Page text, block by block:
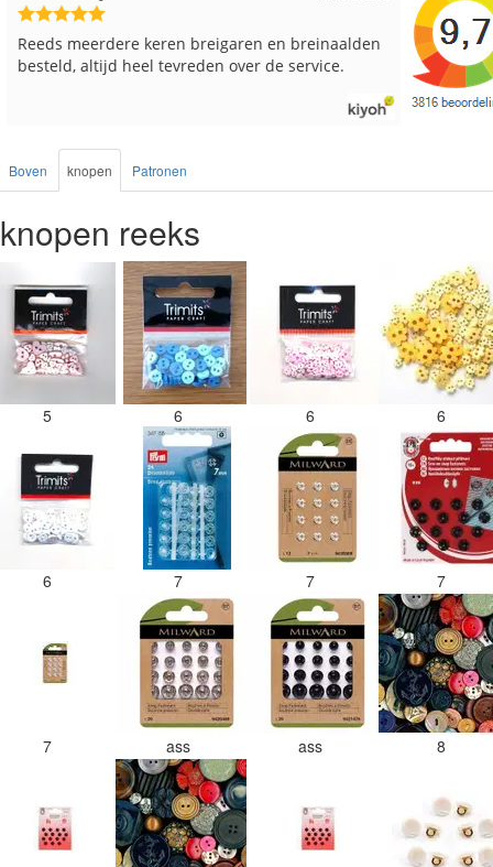
Reeds meerdere keren breigaren en breinaalden
besteld, altijd heel tevreden over de service.
Snelle
Boven knopen Patronen
knopen reeks
5 6 6 6
6 7 7 7
7 ass ass 8